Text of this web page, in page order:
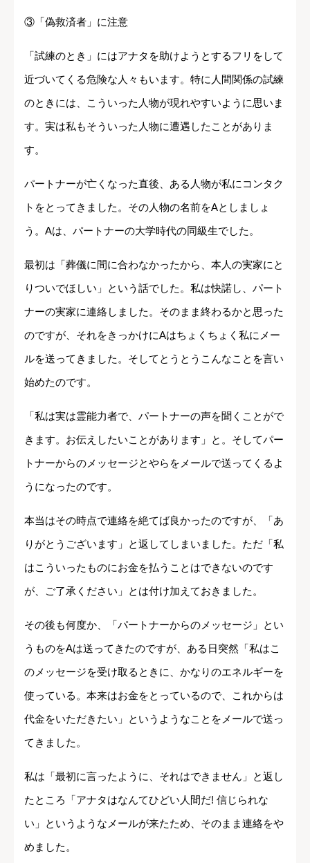
③「偽救済者」に注意
「試練のとき」にはアナタを助けようとするフリをして
近づいてくる危険な人々もいます。特に人間関係の試練
のときには、こういった人物が現れやすいように思いま
す。実は私もそういった人物に遭遇したことがありま
す。
パートナーが亡くなった直後、ある人物が私にコンタク
トをとってきました。その人物の名前をAとしましょ
う。Aは、パートナーの大学時代の同級生でした。
最初は「葬儀に間に合わなかったから、本人の実家にと
りついでほしい」という話でした。私は快諾し、パート
ナーの実家に連絡しました。そのまま終わるかと思った
のですが、それをきっかけにAはちょくちょく私にメー
ルを送ってきました。そしてとうとうこんなことを言い
始めたのです。
「私は実は霊能力者で、パートナーの声を聞くことがで
きます。お伝えしたいことがあります」と。そしてパー
トナーからのメッセージとやらをメールで送ってくるよ
うになったのです。
本当はその時点で連絡を絶てば良かったのですが、「あ
りがとうございます」と返してしまいました。ただ「私
はこういったものにお金を払うことはできないのです
が、ご了承ください」とは付け加えておきました。
その後も何度か、「パートナーからのメッセージ」とい
うものをAは送ってきたのですが、ある日突然「私はこ
のメッセージを受け取るときに、かなりのエネルギーを
使っている。本来はお金をとっているので、これからは
代金をいただきたい」というようなことをメールで送っ
てきました。
私は「最初に言ったように、それはできません」と返し
たところ「アナタはなんてひどい人間だ! 信じられな
い」というようなメールが来たため、そのまま連絡をや
めました。